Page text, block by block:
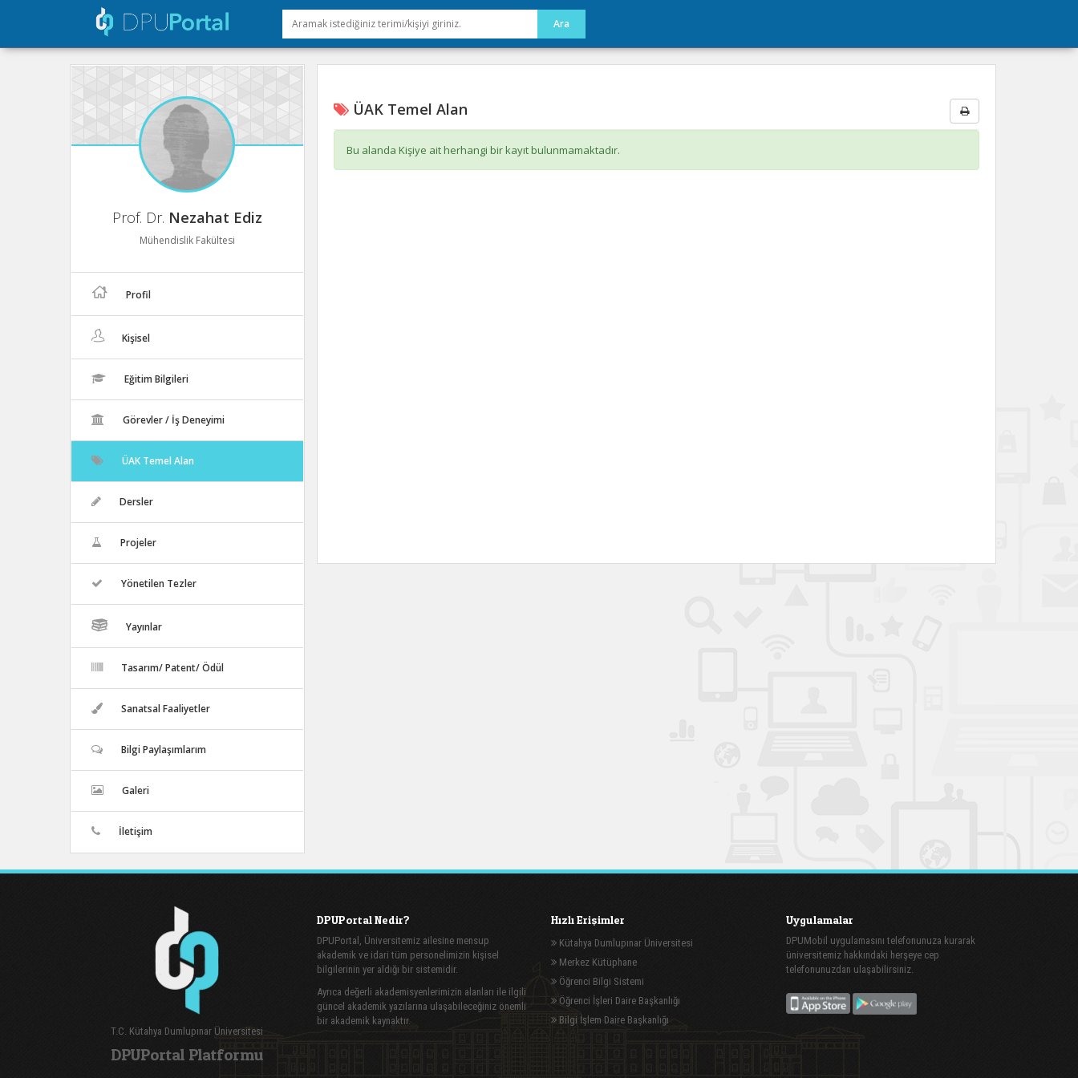
Prof. Dr. Nezahat Ediz
Mühendislik Fakültesi
Profil
Kişisel
Eğitim Bilgileri
Görevler / İş Deneyimi
ÜAK Temel Alan
Dersler
Projeler
Yönetilen Tezler
Yayınlar
Tasarım/ Patent/ Ödül
Sanatsal Faaliyetler
Bilgi Paylaşımlarım
Galeri
İletişim
ÜAK Temel Alan
Bu alanda Kişiye ait herhangi bir kayıt bulunmamaktadır.
T.C. Kütahya Dumlupınar Üniversitesi
DPUPortal Platformu
DPUPortal Nedir?
DPUPortal, Üniversitemiz ailesine mensup
akademik ve idari tüm personelimizin kişisel
bilgilerinin yer aldığı bir sistemidir.
Ayrıca değerli akademisyenlerimizin alanları ile ilgili
güncel akademik yazılarına ulaşabileceğiniz önemli
bir akademik kaynaktır.
Hızlı Erişimler
Kütahya Dumlupınar Üniversitesi
Merkez Kütüphane
Öğrenci Bilgi Sistemi
Öğrenci İşleri Daire Başkanlığı
Bilgi İşlem Daire Başkanlığı
Uygulamalar
DPUMobil uygulamasını telefonunuza kurarak
üniversitemiz hakkındaki herşeye cep
telefonunuzdan ulaşabilirsiniz.